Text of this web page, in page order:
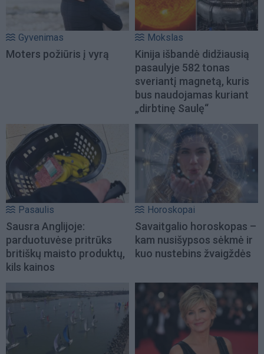
Gyvenimas
Moters požiūris į vyrą
Mokslas
Kinija išbandė didžiausią
pasaulyje 582 tonas
sveriantį magnetą, kuris
bus naudojamas kuriant
„dirbtinę Saulę“
Pasaulis
Sausra Anglijoje:
parduotuvėse pritrūks
britiškų maisto produktų,
kils kainos
Horoskopai
Savaitgalio horoskopas –
kam nusišypsos sėkmė ir
kuo nustebins žvaigždės